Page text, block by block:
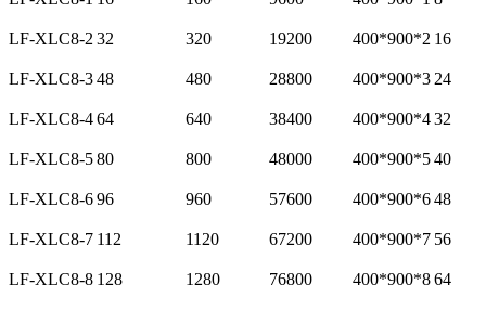
LF-XLC8-2 32 320 19200 400*900*2 16
LF-XLC8-348 480 28800 400*900*3 24
LF-XLC8-464 640 38400 400*900*432
LF-XLC8-580 800 48000 400*900*540
LF-XLC8-696 960 57600 400*900*648
LF-XLC8-7 112 1120 67200 400*900*7 56
LF-XLC8-8 128 1280 76800 400*900*864